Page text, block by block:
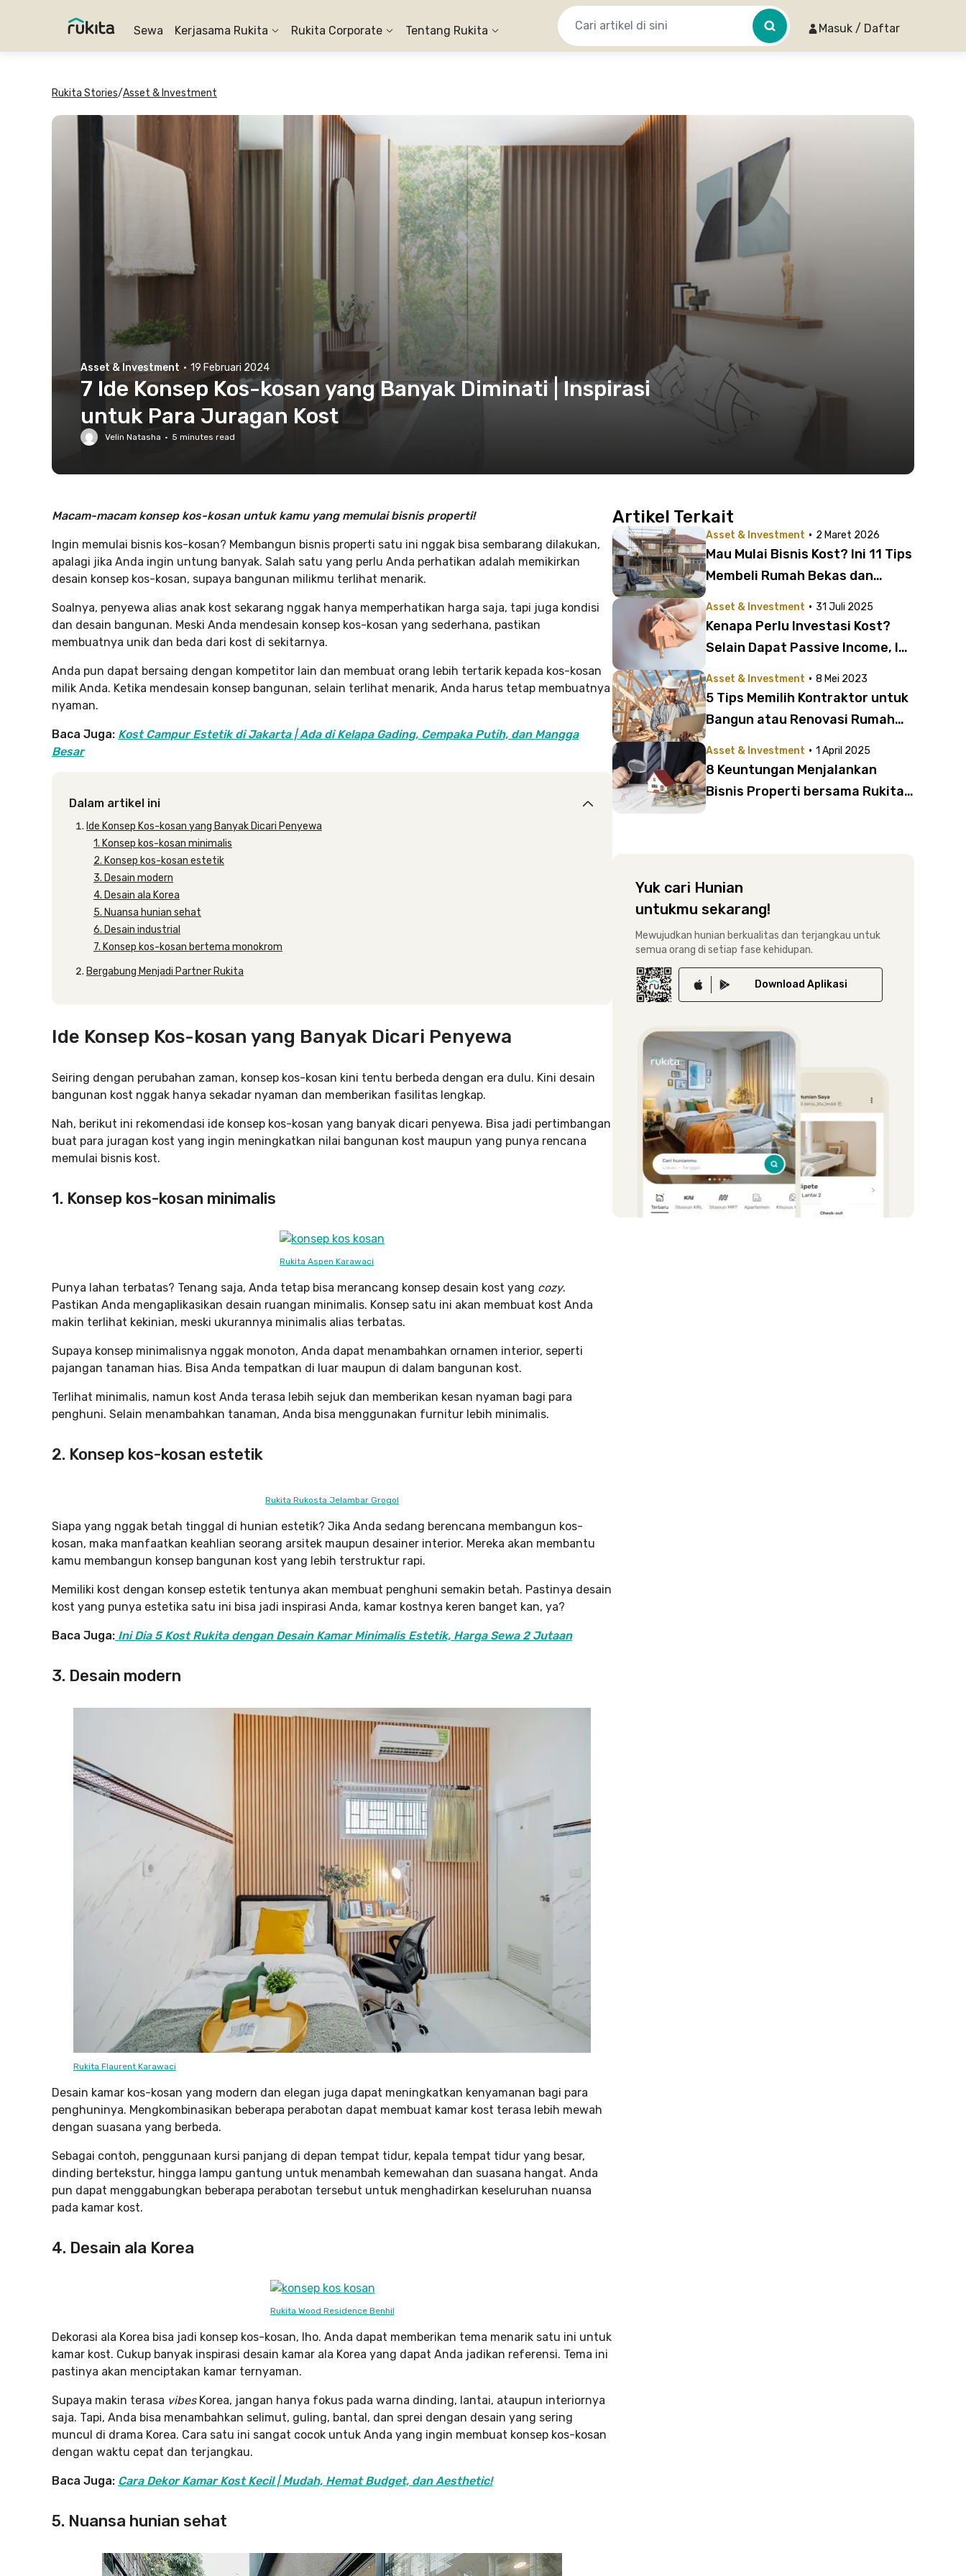
Sewa Kerjasama Rukita Rukita Corporate Tentang Rukita Masuk / Daftar
Rukita Stories/Asset & Investment
Asset & Investment · 19 Februari 2024
7 Ide Konsep Kos-kosan yang Banyak Diminati | Inspirasi
untuk Para Juragan Kost
Velin Natasha · 5 minutes read
Macam-macam konsep kos-kosan untuk kamu yang memulai bisnis properti!
Ingin memulai bisnis kos-kosan? Membangun bisnis properti satu ini nggak bisa sembarang dilakukan,
apalagi jika Anda ingin untung banyak. Salah satu yang perlu Anda perhatikan adalah memikirkan
desain konsep kos-kosan, supaya bangunan milikmu terlihat menarik.
Soalnya, penyewa alias anak kost sekarang nggak hanya memperhatikan harga saja, tapi juga kondisi
dan desain bangunan. Meski Anda mendesain konsep kos-kosan yang sederhana, pastikan
membuatnya unik dan beda dari kost di sekitarnya.
Anda pun dapat bersaing dengan kompetitor lain dan membuat orang lebih tertarik kepada kos-kosan
milik Anda. Ketika mendesain konsep bangunan, selain terlihat menarik, Anda harus tetap membuatnya
nyaman.
Baca Juga: Kost Campur Estetik di Jakarta | Ada di Kelapa Gading, Cempaka Putih, dan Mangga
Besar
Dalam artikel ini
Ide Konsep Kos-kosan yang Banyak Dicari Penyewa
1. Konsep kos-kosan minimalis
2. Konsep kos-kosan estetik
3. Desain modern
4. Desain ala Korea
5. Nuansa hunian sehat
6. Desain industrial
7. Konsep kos-kosan bertema monokrom
Bergabung Menjadi Partner Rukita
Ide Konsep Kos-kosan yang Banyak Dicari Penyewa
Seiring dengan perubahan zaman, konsep kos-kosan kini tentu berbeda dengan era dulu. Kini desain
bangunan kost nggak hanya sekadar nyaman dan memberikan fasilitas lengkap.
Nah, berikut ini rekomendasi ide konsep kos-kosan yang banyak dicari penyewa. Bisa jadi pertimbangan
buat para juragan kost yang ingin meningkatkan nilai bangunan kost maupun yang punya rencana
memulai bisnis kost.
1. Konsep kos-kosan minimalis
Rukita Aspen Karawaci
Punya lahan terbatas? Tenang saja, Anda tetap bisa merancang konsep desain kost yang cozy.
Pastikan Anda mengaplikasikan desain ruangan minimalis. Konsep satu ini akan membuat kost Anda
makin terlihat kekinian, meski ukurannya minimalis alias terbatas.
Supaya konsep minimalisnya nggak monoton, Anda dapat menambahkan ornamen interior, seperti
pajangan tanaman hias. Bisa Anda tempatkan di luar maupun di dalam bangunan kost.
Terlihat minimalis, namun kost Anda terasa lebih sejuk dan memberikan kesan nyaman bagi para
penghuni. Selain menambahkan tanaman, Anda bisa menggunakan furnitur lebih minimalis.
2. Konsep kos-kosan estetik
Rukita Rukosta Jelambar Grogol
Siapa yang nggak betah tinggal di hunian estetik? Jika Anda sedang berencana membangun kos-
kosan, maka manfaatkan keahlian seorang arsitek maupun desainer interior. Mereka akan membantu
kamu membangun konsep bangunan kost yang lebih terstruktur rapi.
Memiliki kost dengan konsep estetik tentunya akan membuat penghuni semakin betah. Pastinya desain
kost yang punya estetika satu ini bisa jadi inspirasi Anda, kamar kostnya keren banget kan, ya?
Baca Juga: Ini Dia 5 Kost Rukita dengan Desain Kamar Minimalis Estetik, Harga Sewa 2 Jutaan
3. Desain modern
Rukita Flaurent Karawaci
Desain kamar kos-kosan yang modern dan elegan juga dapat meningkatkan kenyamanan bagi para
penghuninya. Mengkombinasikan beberapa perabotan dapat membuat kamar kost terasa lebih mewah
dengan suasana yang berbeda.
Sebagai contoh, penggunaan kursi panjang di depan tempat tidur, kepala tempat tidur yang besar,
dinding bertekstur, hingga lampu gantung untuk menambah kemewahan dan suasana hangat. Anda
pun dapat menggabungkan beberapa perabotan tersebut untuk menghadirkan keseluruhan nuansa
pada kamar kost.
4. Desain ala Korea
Rukita Wood Residence Benhil
Dekorasi ala Korea bisa jadi konsep kos-kosan, lho. Anda dapat memberikan tema menarik satu ini untuk
kamar kost. Cukup banyak inspirasi desain kamar ala Korea yang dapat Anda jadikan referensi. Tema ini
pastinya akan menciptakan kamar ternyaman.
Supaya makin terasa vibes Korea, jangan hanya fokus pada warna dinding, lantai, ataupun interiornya
saja. Tapi, Anda bisa menambahkan selimut, guling, bantal, dan sprei dengan desain yang sering
muncul di drama Korea. Cara satu ini sangat cocok untuk Anda yang ingin membuat konsep kos-kosan
dengan waktu cepat dan terjangkau.
Baca Juga: Cara Dekor Kamar Kost Kecil | Mudah, Hemat Budget, dan Aesthetic!
5. Nuansa hunian sehat
Artikel Terkait
Asset & Investment · 2 Maret 2026
Mau Mulai Bisnis Kost? Ini 11 Tips
Membeli Rumah Bekas dan
Asset & Investment · 31 Juli 2025
Kenapa Perlu Investasi Kost?
Selain Dapat Passive Income, Ini
Asset & Investment · 8 Mei 2023
5 Tips Memilih Kontraktor untuk
Bangun atau Renovasi Rumah
Pilih!
Asset & Investment · 1 April 2025
8 Keuntungan Menjalankan
Bisnis Properti bersama Rukita |
Yuk cari Hunian
untukmu sekarang!
Mewujudkan hunian berkualitas dan terjangkau untuk
semua orang di setiap fase kehidupan.
Download Aplikasi